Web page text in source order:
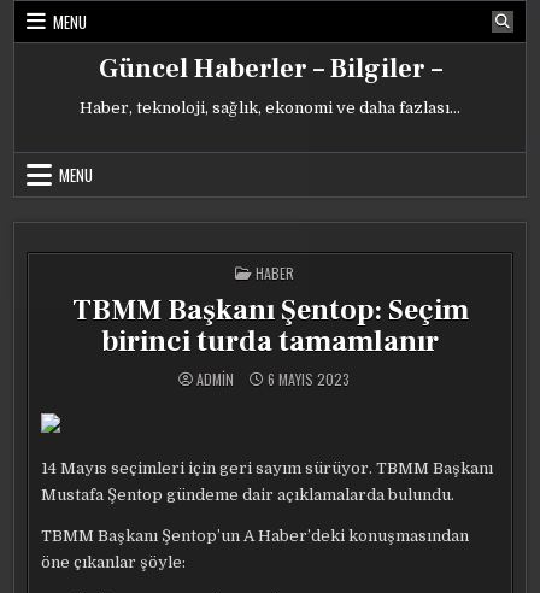
Skip
MENU
Güncel Haberler – Bilgiler –
Haber, teknoloji, sağlık, ekonomi ve daha fazlası…
MENU
POSTED
IN
HABER
TBMM Başkanı Şentop: Seçim
birinci turda tamamlanır
ADMIN 6 MAYIS 2023
14 Mayıs seçimleri için geri sayım sürüyor. TBMM Başkanı
Mustafa Şentop gündeme dair açıklamalarda bulundu.
TBMM Başkanı Şentop’un A Haber’deki konuşmasından
öne çıkanlar şöyle: